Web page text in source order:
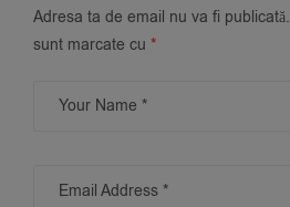
Adresa ta de email nu va fi publicată.
sunt marcate cu *